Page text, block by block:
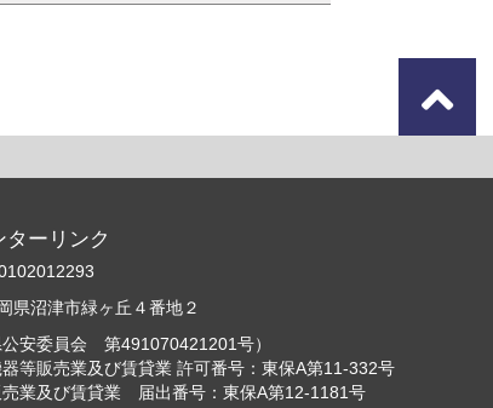
ーリンク
県沼津市緑ヶ丘４番地２
安委員会 第491070421201号）
等販売業及び賃貸業 許可番号：東保A第11-332号
売業及び賃貸業 届出番号：東保A第12-1181号